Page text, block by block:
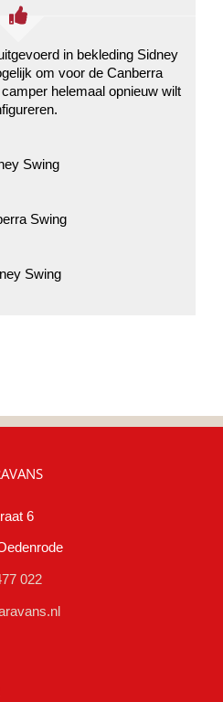
in bekleding Sidney
om voor de Canberra
helemaal opnieuw wilt
Swing
Swing
Swing
6
022